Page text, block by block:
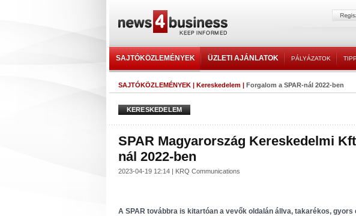
SAJTÓKÖZLEMÉNYEK ÜZLETI AJÁNLATOK PÁLYÁZATOK
SAJTÓKÖZLEMÉNYEK | Kereskedelem | Forgalom a SPAR-nál 2022-ben
KERESKEDELEM
SPAR Magyarország Kereskedelmi
nál 2022-ben
2023-04-19 12:14 | KRQ Communications
A SPAR továbbra is kitartóan a vevők oldalán állva, takarékos,